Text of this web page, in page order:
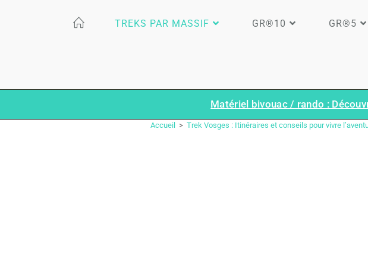
TREKS PAR MASSIF GR®10 GR®5
Matériel bivouac / rando :
Accueil > Trek Vosges : Itinéraires et conseils pour vivre